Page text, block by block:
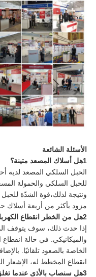
الأسئلة الشائعة
1هل أسلاك المصعد متينة؟
الحبل السلكي المصعد لديه
للحبل السلكي والحمولة
ونتيجة لذلك،قوة الشدّة
مزود بأكثر من أربعة أسلاك
2هل من الخطر انقطاع الكهرباء فجأة أثناء تشغيل المصعد؟
إذا حدث ذلك، سوف يتوقف
والميكانيكي. في حالة انقطاع
الخاصة بالصعود تلقائيًا.
انقطاع المخطط له، الإشعار
3هل سنصاب بالأذى عندما تغلق فجأة؟